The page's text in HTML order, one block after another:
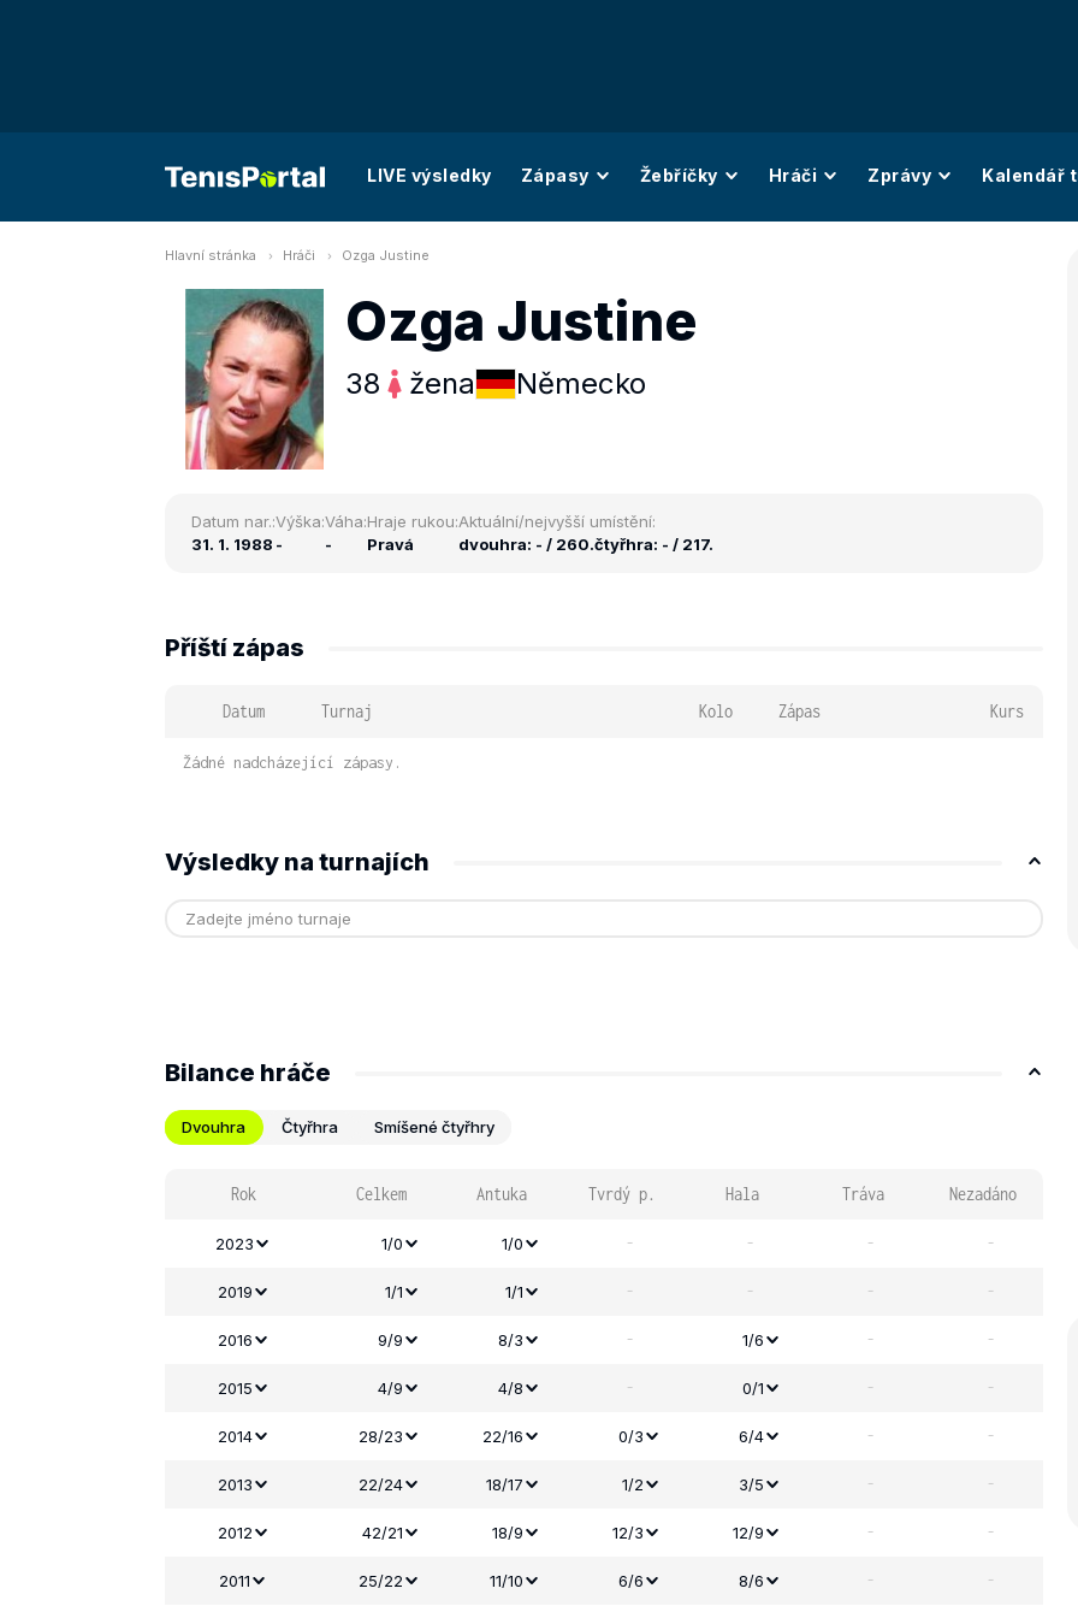
LIVE výsledky Zápasy Žebříčky Hráči Zprávy Kalendář
Hlavní stránka Hráči Ozga Justine
Ozga Justine
38 žena Německo
Datum nar.:
31. 1. 1988
Výška:
-
Váha:
-
Hraje rukou:
Pravá
Aktuální/nejvyšší umístění:
dvouhra: - / 260.čtyřhra: - / 217.
Příští zápas
Datum Turnaj Kolo Zápas Kurs
Žádné nadcházející zápasy.
Výsledky na turnajích
Bilance hráče
Dvouhra Čtyřhra Smíšené čtyřhry
Rok Celkem Antuka Tvrdý p. Hala Tráva Nezadáno
2023 1/0 1/0 - - - -
2019 1/1 1/1 - - - -
2016 9/9 8/3 - 1/6 - -
2015 4/9 4/8 - 0/1 - -
2014 28/23 22/16 0/3 6/4 - -
2013 22/24 18/17 1/2 3/5 - -
2012 42/21 18/9 12/3 12/9 - -
2011 25/22 11/10 6/6 8/6 - -